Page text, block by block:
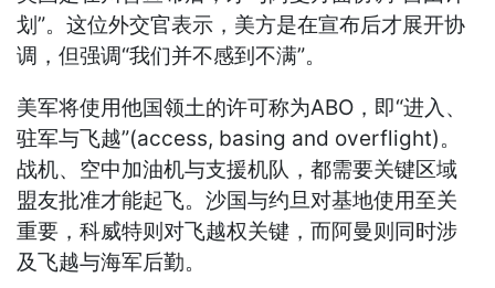
划”。这位外交官表示，美方是在宣布后才展开协
调，但强调“我们并不感到不满”。
美军将使用他国领土的许可称为ABO，即“进入、
驻军与飞越”(access, basing and overflight)。
战机、空中加油机与支援机队，都需要关键区域
盟友批准才能起飞。沙国与约旦对基地使用至关
重要，科威特则对飞越权关键，而阿曼则同时涉
及飞越与海军后勤。